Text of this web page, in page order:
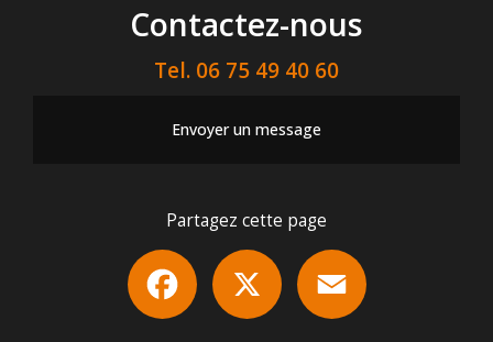
Contactez-nous
Tel. 06 75 49 40 60
Envoyer un message
Partagez cette page
Facebook